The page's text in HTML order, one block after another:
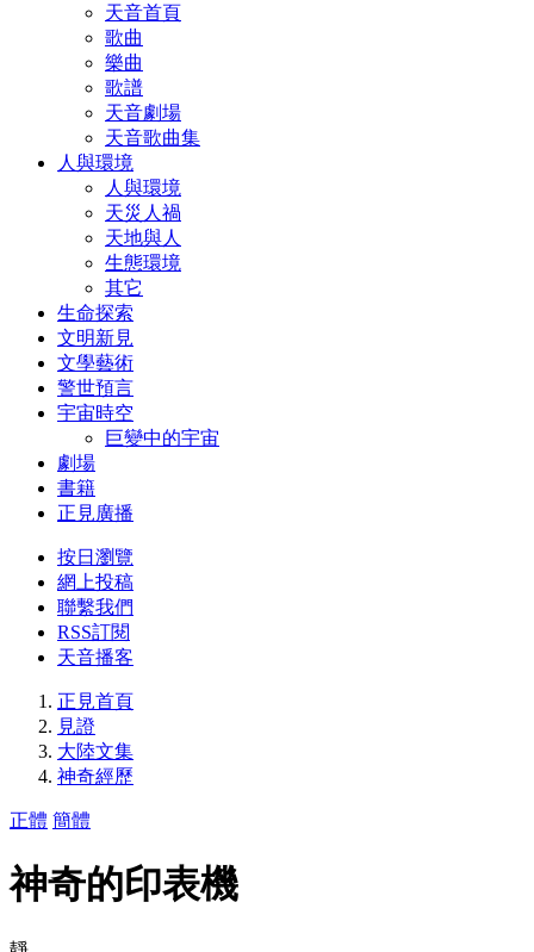
天音首頁
歌曲
樂曲
歌譜
天音劇場
天音歌曲集
人與環境
人與環境
天災人禍
天地與人
生態環境
其它
生命探索
文明新見
文學藝術
警世預言
宇宙時空
巨變中的宇宙
劇場
書籍
正見廣播
按日瀏覽
網上投稿
聯繫我們
RSS訂閱
天音播客
正見首頁
見證
大陸文集
神奇經歷
正體 簡體
神奇的印表機